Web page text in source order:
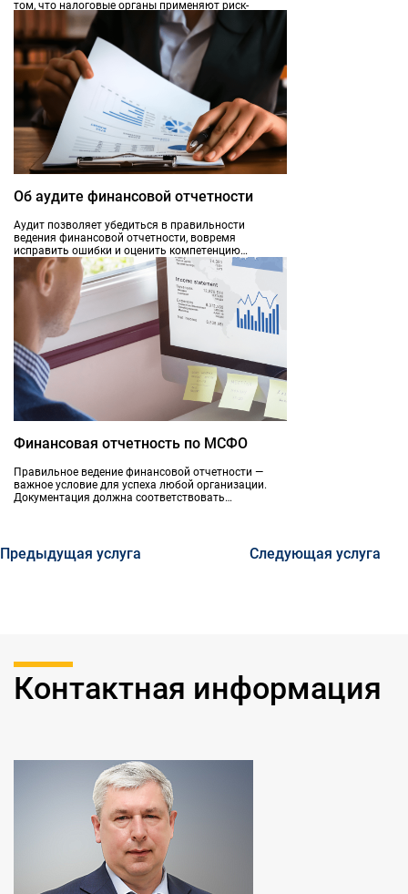
том, что налоговые органы применяют риск-
ориентированный подход: проверки назначаются
только при наличии достаточных оснований
полагать, что налогоплательщик нарушает
законодательство.
Об аудите финансовой отчетности
Аудит позволяет убедиться в правильности
ведения финансовой отчетности, вовремя
исправить ошибки и оценить компетенцию
сотрудников. Проверяется отчетность по итогам
месяца, квартала или года. Закон обязывает
некоторые фирмы проводить проверку регулярно,
но многие компании делают это по собственной
инициативе.
Финансовая отчетность по МСФО
Правильное ведение финансовой отчетности —
важное условие для успеха любой организации.
Документация должна соответствовать
Предыдущая услуга Следующая услуга
Контактная информация